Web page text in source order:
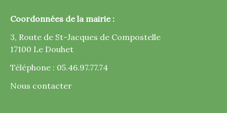
Coordonnées de la mairie :
3, Route de St-Jacques de Compostelle
17100 Le Douhet
Téléphone : 05.46.97.77.74
Nous contacter